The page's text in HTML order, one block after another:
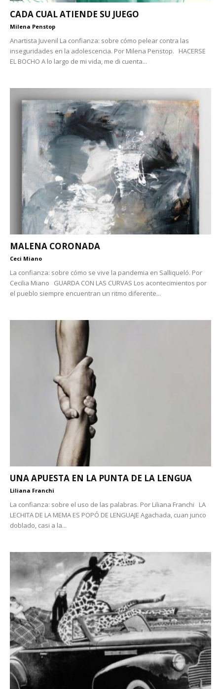
CADA CUAL ATIENDE SU JUEGO
Milena Penstop
Anartista Juvenil La confianza: sobre cómo pelear contra las
inseguridades en la adolescencia. Por Milena Penstop. HACERSE
EL BOCHO A lo largo de mi vida, me di cuenta...
MALENA CORONADA
Ceci Miano
La confianza: sobre cómo se vive la pandemia en Salliqueló. Por
Cecilia Miano GUARDA CON LAS CURVAS Los acontecimientos por
el pueblo siempre encuentran un ritmo diferente...
UNA APUESTA EN LA PUNTA DE LA LENGUA
Liliana Franchi
La confianza: sobre el uso de las palabras. Por Liliana Franchi LA
LECHITA DE LA MEMA ES POPÓ DE LENGUAJE Agachada, cuan junco
doblado, casi a la...